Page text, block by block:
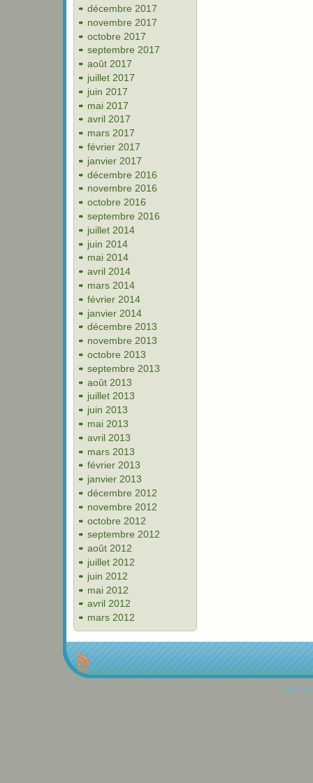
décembre 2017
novembre 2017
octobre 2017
septembre 2017
août 2017
juillet 2017
juin 2017
mai 2017
avril 2017
mars 2017
février 2017
janvier 2017
décembre 2016
novembre 2016
octobre 2016
septembre 2016
juillet 2014
juin 2014
mai 2014
avril 2014
mars 2014
février 2014
janvier 2014
décembre 2013
novembre 2013
octobre 2013
septembre 2013
août 2013
juillet 2013
juin 2013
mai 2013
avril 2013
mars 2013
février 2013
janvier 2013
décembre 2012
novembre 2012
octobre 2012
septembre 2012
août 2012
juillet 2012
juin 2012
mai 2012
avril 2012
mars 2012